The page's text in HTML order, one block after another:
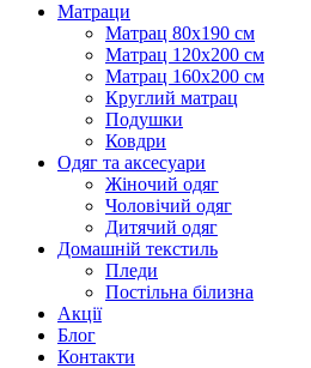
Матраци
Матрац 80х190 см
Матрац 120х200 см
Матрац 160х200 см
Круглий матрац
Подушки
Ковдри
Одяг та аксесуари
Жіночий одяг
Чоловічий одяг
Дитячий одяг
Домашній текстиль
Пледи
Постільна білизна
Акції
Блог
Контакти